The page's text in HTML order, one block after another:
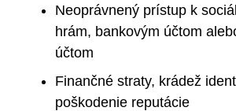
Neoprávnený prístup k
hrám, bankovým účtom
účtom
Finančné straty, krádež
poškodenie reputácie